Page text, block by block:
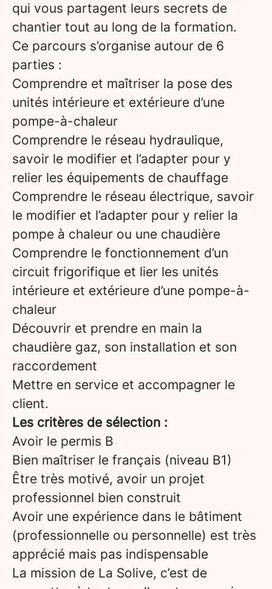
qui vous partagent leurs secrets de
chantier tout au long de la formation.
Ce parcours s’organise autour de 6
parties :
Comprendre et maîtriser la pose des
unités intérieure et extérieure d’une
pompe-à-chaleur
Comprendre le réseau hydraulique,
savoir le modifier et l’adapter pour y
relier les équipements de chauffage
Comprendre le réseau électrique, savoir
le modifier et l’adapter pour y relier la
pompe à chaleur ou une chaudière
Comprendre le fonctionnement d’un
circuit frigorifique et lier les unités
intérieure et extérieure d’une pompe-à-
chaleur
Découvrir et prendre en main la
chaudière gaz, son installation et son
raccordement
Mettre en service et accompagner le
client.
Les critères de sélection :
Avoir le permis B
Bien maîtriser le français (niveau B1)
Être très motivé, avoir un projet
professionnel bien construit
Avoir une expérience dans le bâtiment
(professionnelle ou personnelle) est très
apprécié mais pas indispensable
La mission de La Solive, c’est de